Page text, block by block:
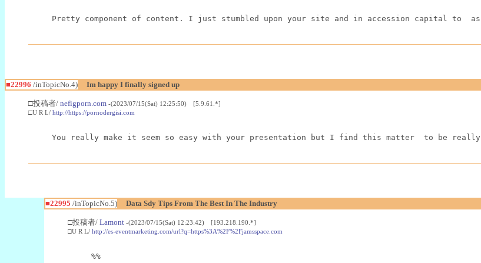
Pretty component of content. I just stumbled upon your site and in accession capital
■22996 /inTopicNo.4) Im happy I finally signed up
□投稿者/ nefigporn.com -(2023/07/15(Sat) 12:25:50) [5.9.61.*]
□U R L/ http://https://pornodergisi.com
You really make it seem so easy with your presentation but I find this matter  to be
■22995 /inTopicNo.5) Data Sdy Tips From The Best In The Industry
□投稿者/ Lamont -(2023/07/15(Sat) 12:23:42) [193.218.190.*]
□U R L/ http://es-eventmarketing.com/url?q=https%3A%2F%2Fjamsspace.com
%%